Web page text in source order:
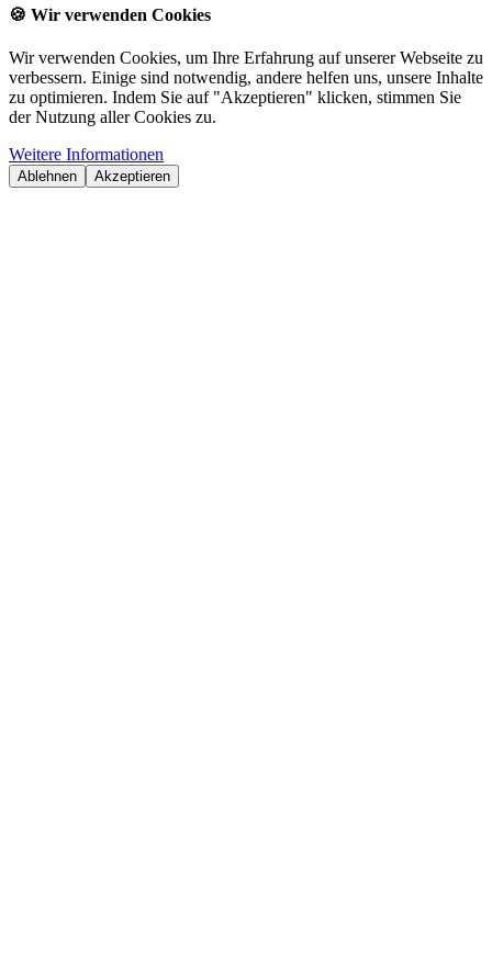
🍪 Wir verwenden Cookies
Wir verwenden Cookies, um Ihre Erfahrung auf unserer Webseite zu
verbessern. Einige sind notwendig, andere helfen uns, unsere Inhalte
zu optimieren. Indem Sie auf "Akzeptieren" klicken, stimmen Sie
der Nutzung aller Cookies zu.
Weitere Informationen
Ablehnen Akzeptieren